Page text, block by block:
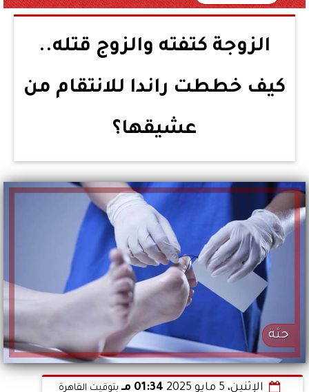
الزوجة كتفته والزوج قتله..
كيف خططت راندا للانتقام من
عشيقها؟
جثة
الإثنين، 5 مايو 2025 01:34 مـ بتوقيت القاهرة